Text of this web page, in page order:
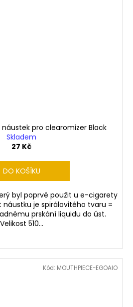
pro clearomizer Black
Skladem
27 Kč
DO KOŠÍKU
byl poprvé použit u e-cigarety
náustku je spirálovitého tvaru =
prskání liquidu do úst.
Velikost 510...
Kód: MOUTHPIECE-EGOAIO